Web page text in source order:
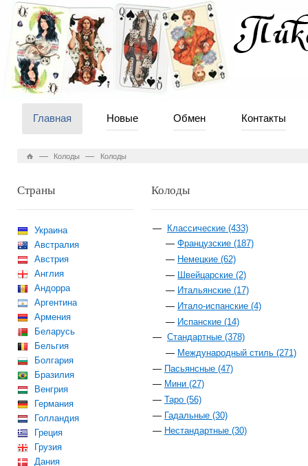
Главная Новые Обмен Контакты
— Колоды — Колоды
Страны
Украина
Австралия
Австрия
Англия
Андорра
Аргентина
Армения
Беларусь
Бельгия
Болгария
Бразилия
Венгрия
Германия
Голландия
Греция
Грузия
Дания
Колоды
Классические (433)
Французские (187)
Немецкие (62)
Швейцарские (2)
Итальянские (17)
Итало-испанские (4)
Испанские (14)
Стандартные (378)
Международный стиль (271)
Пасьянсные (47)
Мини (27)
Таро (56)
Гадальные (30)
Нестандартные (30)